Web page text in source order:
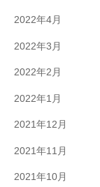
2022年4月
2022年3月
2022年2月
2022年1月
2021年12月
2021年11月
2021年10月